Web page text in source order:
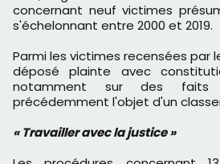
concernant neuf victimes
s'échelonnant entre 2000 et 2019.
Parmi les victimes recensées par
déposé plainte avec
notamment sur des
précédemment l'objet d'un
« Travailler avec la justice »